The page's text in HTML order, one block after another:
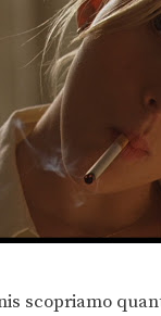
scopriamo